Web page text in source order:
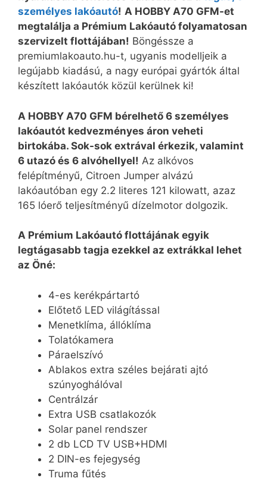
személyes lakóautó! A HOBBY A70 GFM-et
megtalálja a Prémium Lakóautó folyamatosan
szervizelt flottájában! Böngéssze a
premiumlakoauto.hu-t, ugyanis modelljeik a
legújabb kiadású, a nagy európai gyártók által
készített lakóautók közül kerülnek ki!
A HOBBY A70 GFM bérelhető 6 személyes
lakóautót kedvezményes áron veheti
birtokába. Sok-sok extrával érkezik, valamint
6 utazó és 6 alvóhellyel! Az alkóvos
felépítményű, Citroen Jumper alvázú
lakóautóban egy 2.2 literes 121 kilowatt, azaz
165 lóerő teljesítményű dízelmotor dolgozik.
A Prémium Lakóautó flottájának egyik
legtágasabb tagja ezekkel az extrákkal lehet
az Öné:
4-es kerékpártartó
Előtető LED világítással
Menetklíma, állóklíma
Tolatókamera
Páraelszívó
Ablakos extra széles bejárati ajtó
szúnyoghálóval
Centrálzár
Extra USB csatlakozók
Solar panel rendszer
2 db LCD TV USB+HDMI
2 DIN-es fejegység
Truma fűtés